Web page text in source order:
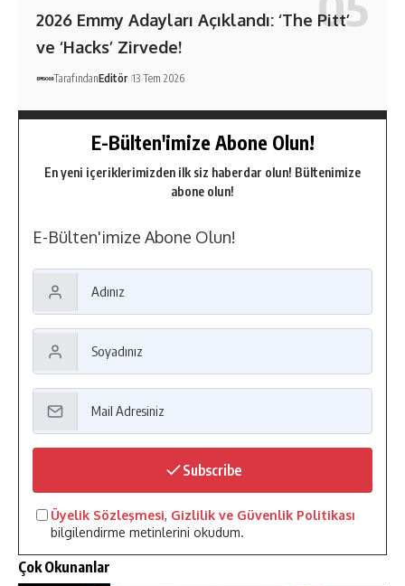
2026 Emmy Adayları Açıklandı: ‘The Pitt’
ve ‘Hacks’ Zirvede!
TarafındanEditör 13 Tem 2026
E-Bülten'imize Abone Olun!
En yeni içeriklerimizden ilk siz haberdar olun! Bültenimize
abone olun!
E-Bülten'imize Abone Olun!
Subscribe
Üyelik Sözleşmesi, Gizlilik ve Güvenlik Politikası
bilgilendirme metinlerini okudum.
Çok Okunanlar